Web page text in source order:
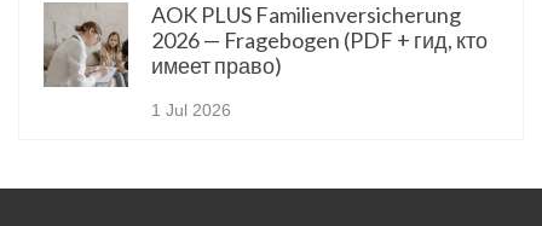
AOK PLUS Familienversicherung
2026 — Fragebogen (PDF + гид, кто
имеет право)
1 Jul 2026